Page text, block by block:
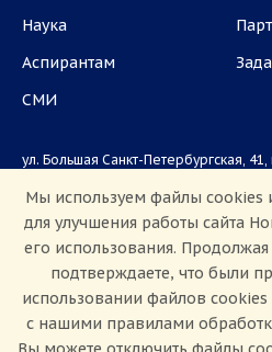
Наука
Аспирантам
СМИ
ул. Большая Санкт-Петербургская, 41,
Приемная комиссия: +7(8162)33-20-44
Мы используем файлы cookies
для улучшения работы сайта
его использования.
подтверждаете, что были
использовании файлов
с нашими правилами